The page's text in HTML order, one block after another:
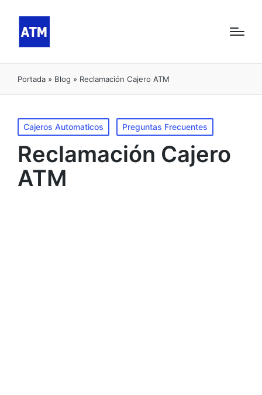
Portada » Blog » Reclamación Cajero ATM
Publicado
en
Cajeros Automaticos Preguntas Frecuentes
Reclamación Cajero
ATM